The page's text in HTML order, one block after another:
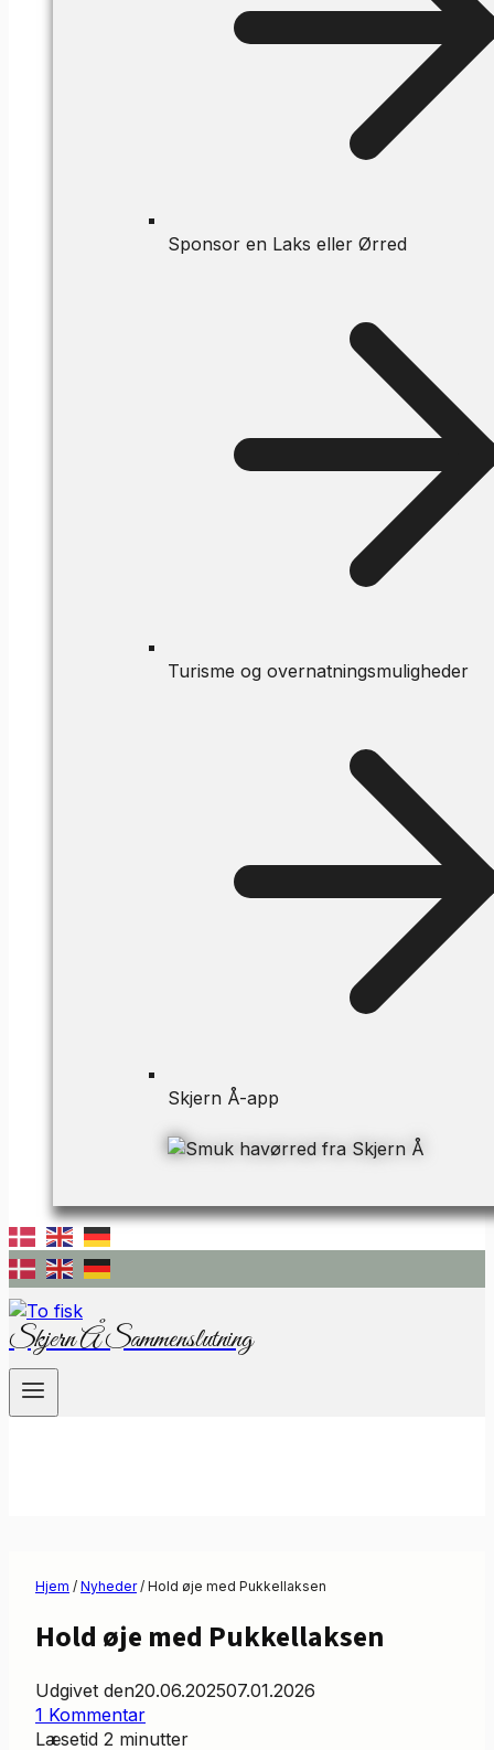
Sponsor en Laks eller Ørred
Turisme og overnatningsmuligheder
Skjern Å-app
Skjern Å Sammenslutning
Hjem / Nyheder / Hold øje med Pukkellaksen
Hold øje med Pukkellaksen
Udgivet den20.06.202507.01.2026
1 Kommentar
Læsetid 2 minutter